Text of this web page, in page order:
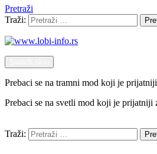
Pretraži
Traži:
Prebaci se na tramni mod koji je
Prebaci se na svetli mod koji je prijatniji
Traži: